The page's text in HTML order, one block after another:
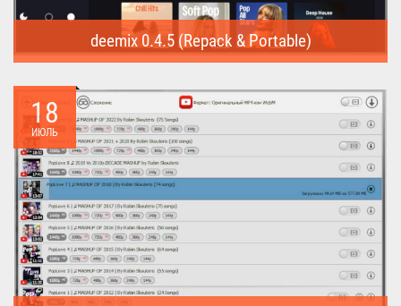
deemix 0.4.5 (Repack & Portable)
треки...
18
ИЮЛЬ